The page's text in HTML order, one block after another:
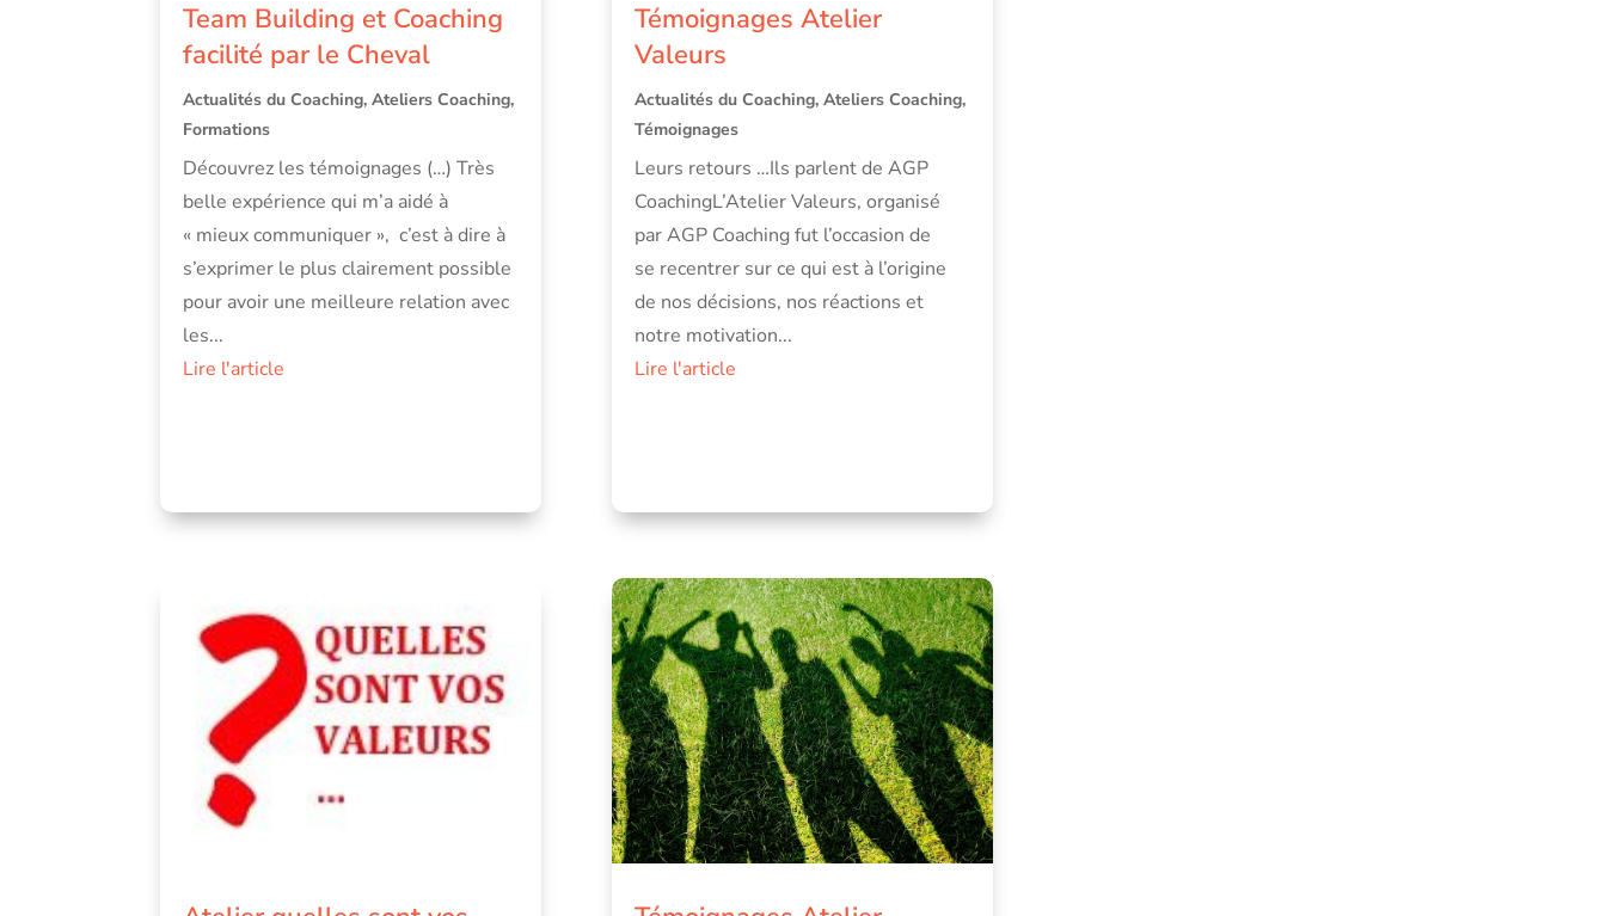
Team Building et Coaching
facilité par le Cheval
Actualités du Coaching,Ateliers Coaching,
Formations
Découvrez les témoignages (…) Très
belle expérience qui m’a aidé à
« mieux communiquer », c’est à dire à
s’exprimer le plus clairement possible
pour avoir une meilleure relation avec
les...
Lire l'article
Témoignages Atelier
Valeurs
Actualités du Coaching,Ateliers Coaching,
Témoignages
Leurs retours …Ils parlent de AGP
CoachingL’Atelier Valeurs, organisé
par AGP Coaching fut l’occasion de
se recentrer sur ce qui est à l’origine
de nos décisions, nos réactions et
notre motivation...
Lire l'article